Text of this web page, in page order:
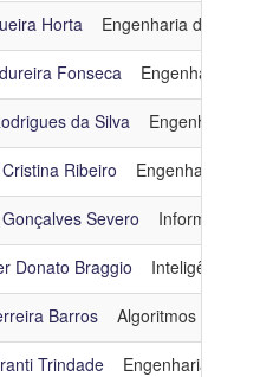
Horta Engenharia de Dados
Fonseca Engenharia de
da Silva Engenharia de
Ribeiro Engenharia de
Severo Informática e
Donato Braggio Inteligência
Barros Algoritmos e
Trindade Engenharia de